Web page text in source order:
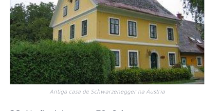
Antiga casa de Schwarzenegger na Áustria